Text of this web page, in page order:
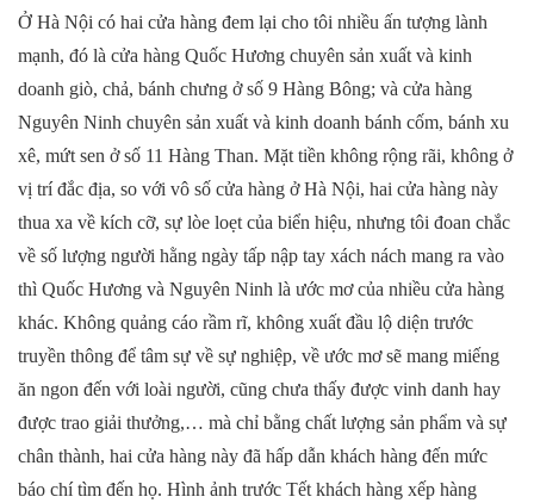
Ở Hà Nội có hai cửa hàng đem lại cho tôi nhiều ấn tượng lành
mạnh, đó là cửa hàng Quốc Hương chuyên sản xuất và kinh
doanh giò, chả, bánh chưng ở số 9 Hàng Bông; và cửa hàng
Nguyên Ninh chuyên sản xuất và kinh doanh bánh cốm, bánh xu
xê, mứt sen ở số 11 Hàng Than. Mặt tiền không rộng rãi, không ở
vị trí đắc địa, so với vô số cửa hàng ở Hà Nội, hai cửa hàng này
thua xa về kích cỡ, sự lòe loẹt của biển hiệu, nhưng tôi đoan chắc
về số lượng người hằng ngày tấp nập tay xách nách mang ra vào
thì Quốc Hương và Nguyên Ninh là ước mơ của nhiều cửa hàng
khác. Không quảng cáo rầm rĩ, không xuất đầu lộ diện trước
truyền thông để tâm sự về sự nghiệp, về ước mơ sẽ mang miếng
ăn ngon đến với loài người, cũng chưa thấy được vinh danh hay
được trao giải thưởng,… mà chỉ bằng chất lượng sản phẩm và sự
chân thành, hai cửa hàng này đã hấp dẫn khách hàng đến mức
báo chí tìm đến họ. Hình ảnh trước Tết khách hàng xếp hàng